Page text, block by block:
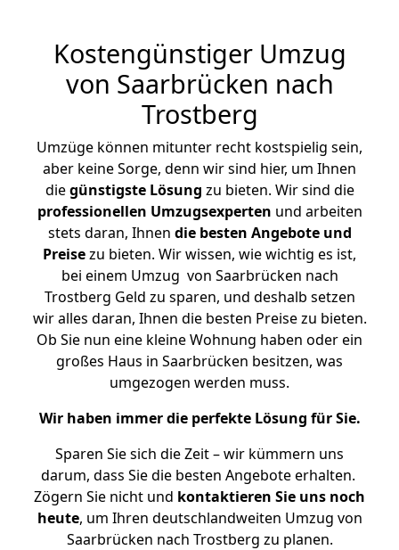
Kostengünstiger Umzug
von Saarbrücken nach
Trostberg
Umzüge können mitunter recht kostspielig sein,
aber keine Sorge, denn wir sind hier, um Ihnen
diegünstigste Lösung zu bieten. Wir sind die
professionellen Umzugsexperten und arbeiten
stets daran, Ihnen die besten Angebote und
Preisezu bieten. Wir wissen, wie wichtig es ist,
bei einem Umzug von Saarbrücken nach
Trostberg Geld zu sparen, und deshalb setzen
wir alles daran, Ihnen die besten Preise zu bieten.
Ob Sie nun eine kleine Wohnung haben oder ein
großes Haus in Saarbrücken besitzen, was
umgezogen werden muss.
Wir haben immer die perfekte Lösung für Sie.
Sparen Sie sich die Zeit – wir kümmern uns
darum, dass Sie die besten Angebote erhalten.
Zögern Sie nicht und kontaktieren Sie uns noch
heute, um Ihren deutschlandweiten Umzug von
Saarbrücken nach Trostberg zu planen.